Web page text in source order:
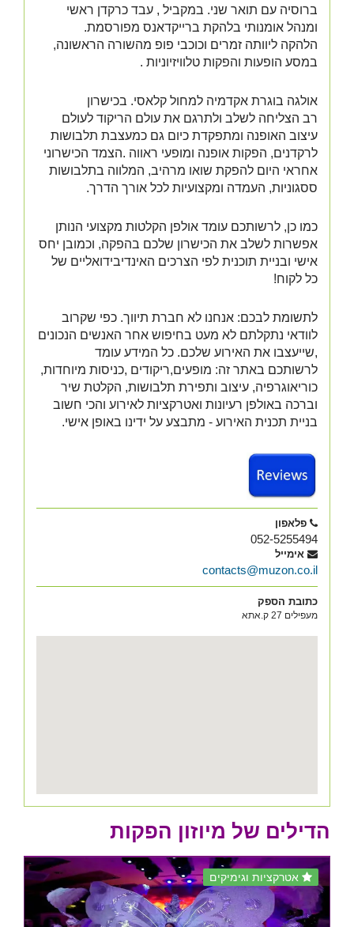
ברוסיה עם תואר שני. במקביל , עבד כרקדן ראשי
ומנהל אומנותי בלהקת ברייקדאנס מפורסמת.
הלהקה ליוותה זמרים וכוכבי פופ מהשורה הראשונה,
במסע הופעות והפקות טלוויזיוניות .
אולגה בוגרת אקדמיה למחול קלאסי. בכישרון
רב הצליחה לשלב ולתרגם את עולם הריקוד לעולם
עיצוב האופנה ומתפקדת כיום גם כמעצבת תלבושות
לרקדנים, הפקות אופנה ומופעי ראווה .הצמד הכישרוני
אחראי היום להפקת שואו מרהיב, המלווה בתלבושות
ססגוניות, העמדה ומקצועיות לכל אורך הדרך.
כמו כן, לרשותכם עומד אולפן הקלטות מקצועי הנותן
אפשרות לשלב את הכישרון שלכם בהפקה, וכמובן יחס
אישי ובניית תוכנית לפי הצרכים האינדיבידואליים של
כל לקוח!
לתשומת לבכם: אנחנו לא חברת תיווך. כפי שקרוב
לוודאי נתקלתם לא מעט בחיפוש אחר האנשים הנכונים
,שייעצבו את האירוע שלכם. כל המידע עומד
לרשותכם באתר זה: מופעים,ריקודים ,כניסות מיוחדות,
כוריאוגרפיה, עיצוב ותפירת תלבושות, הקלטת שיר
וברכה באולפן רעיונות ואטרקציות לאירוע והכי חשוב
בניית תכנית האירוע - מתבצע על ידינו באופן אישי.
פלאפון
052-5255494
אימייל
contacts@muzon.co.il
כתובת הספק
מעפילים 27 ק.אתא
הדילים של מיוזון הפקות
אטרקציות וגימיקים